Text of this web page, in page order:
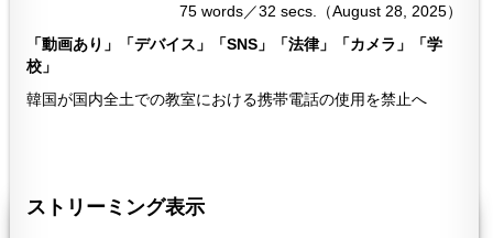
75 words／32 secs.（August 28, 2025）
「動画あり」「デバイス」「SNS」「法律」「カメラ」「学
校」
韓国が国内全土での教室における携帯電話の使用を禁止へ
ストリーミング表示